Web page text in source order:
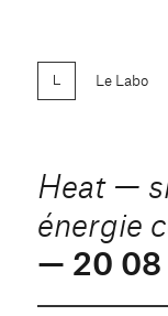
Le Labo
Heat —
énergie
— 20 08